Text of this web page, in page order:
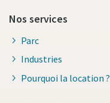
Nos services
Parc
Industries
Pourquoi la location ?